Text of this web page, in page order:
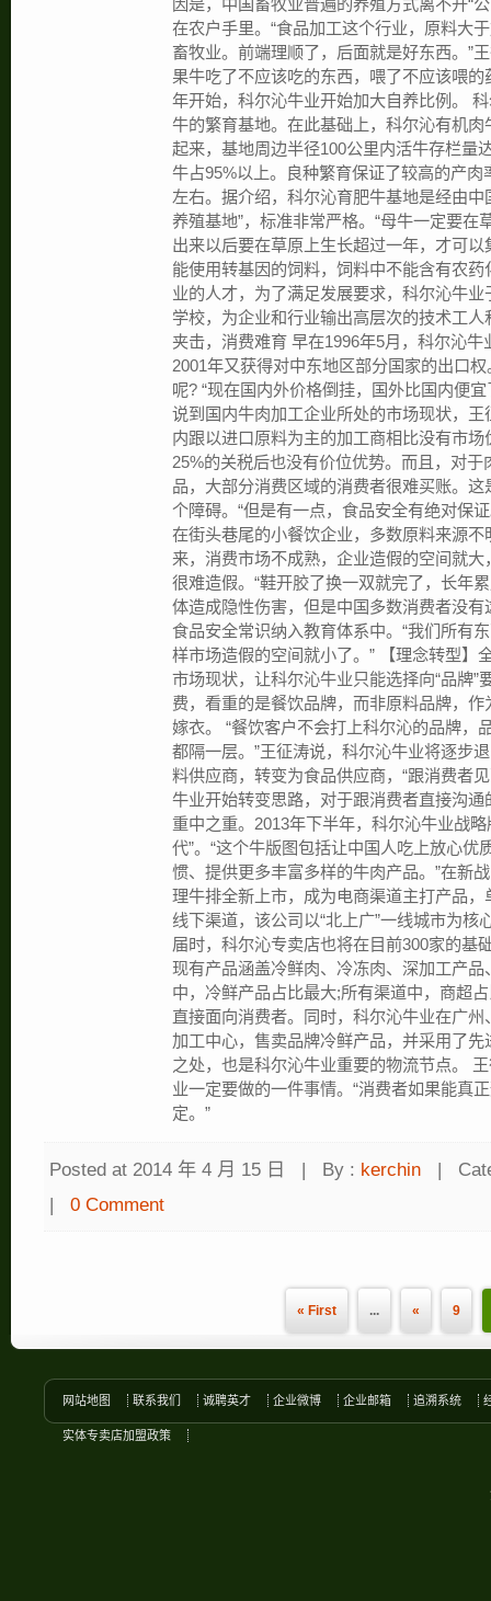
因是，中国畜牧业普遍的养殖方式离不开“
在农户手里。“食品加工这个行业，原料大
畜牧业。前端理顺了，后面就是好东西。”
果牛吃了不应该吃的东西，喂了不应该喂
年开始，科尔沁牛业开始加大自养比例。
牛的繁育基地。在此基础上，科尔沁有机
起来，基地周边半径100公里内活牛存栏量
牛占95%以上。良种繁育保证了较高的产
左右。据介绍，科尔沁育肥牛基地是经由
养殖基地”，标准非常严格。“母牛一定要
出来以后要在草原上生长超过一年，才可
能使用转基因的饲料，饲料中不能含有农
业的人才，为了满足发展要求，科尔沁牛
学校，为企业和行业输出高层次的技术工
夹击，消费难育 早在1996年5月，科尔沁
2001年又获得对中东地区部分国家的出口
呢? “现在国内外价格倒挂，国外比国内便
说到国内牛肉加工企业所处的市场现状，
内跟以进口原料为主的加工商相比没有市
25%的关税后也没有价位优势。而且，对
品，大部分消费区域的消费者很难买账。
个障碍。“但是有一点，食品安全有绝对保
在街头巷尾的小餐饮企业，多数原料来源
来，消费市场不成熟，企业造假的空间就
很难造假。“鞋开胶了换一双就完了，长年
体造成隐性伤害，但是中国多数消费者没有
食品安全常识纳入教育体系中。“我们所有
样市场造假的空间就小了。” 【理念转型】
市场现状，让科尔沁牛业只能选择向“品牌”
费，看重的是餐饮品牌，而非原料品牌，
嫁衣。 “餐饮客户不会打上科尔沁的品牌，
都隔一层。”王征涛说，科尔沁牛业将逐步
料供应商，转变为食品供应商，“跟消费者
牛业开始转变思路，对于跟消费者直接沟
重中之重。2013年下半年，科尔沁牛业战略
代”。“这个牛版图包括让中国人吃上放心优
惯、提供更多丰富多样的牛肉产品。”在新
理牛排全新上市，成为电商渠道主打产品
线下渠道，该公司以“北上广”一线城市为
届时，科尔沁专卖店也将在目前300家的基
现有产品涵盖冷鲜肉、冷冻肉、深加工产
中，冷鲜产品占比最大;所有渠道中，商超
直接面向消费者。同时，科尔沁牛业在广
加工中心，售卖品牌冷鲜产品，并采用了
之处，也是科尔沁牛业重要的物流节点。
业一定要做的一件事情。“消费者如果能真
定。”
Posted at 2014 年 4 月 15 日 | By : kerchin |
|
0 Comment
« First ... « 9
网站地图 联系我们 诚聘英才 企业微博 企业邮箱 追溯系统
实体专卖店加盟政策